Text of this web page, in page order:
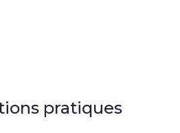
pratiques